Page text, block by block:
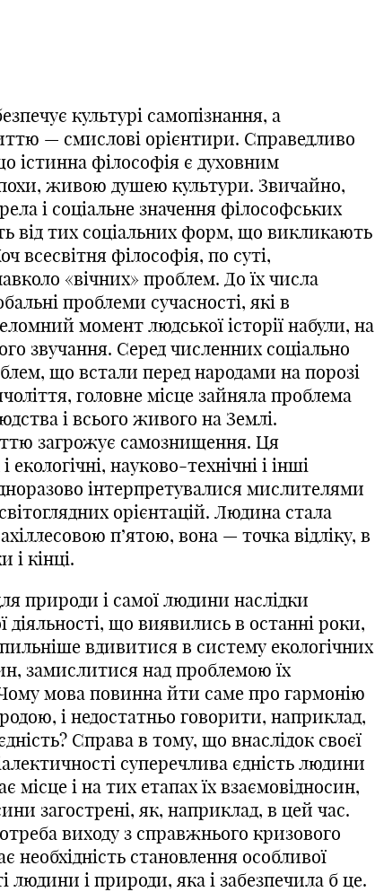
культурі самопізнання, а
— смислові орієнтири. Справедливо
істинна філософія є духовним
живою душею культури. Звичайно,
і соціальне значення філософських
від тих соціальних форм, що викликають
всесвітня філософія, по суті,
«вічних» проблем. До їх числа
проблеми сучасності, які в
момент людської історії набули, на
звучання. Серед численних соціально
що встали перед народами на порозі
головне місце зайняла проблема
і всього живого на Землі.
загрожує самознищення. Ця
екологічні, науково-технічні і інші
інтерпретувалися мислителями
орієнтацій. Людина стала
п’ятою, вона — точка відліку, в
і кінці.
природи і самої людини наслідки
діяльності, що виявились в останні роки,
вдивитися в систему екологічних
замислитися над проблемою їх
Чому мова повинна йти саме про гармонію
і недостатньо говорити, наприклад,
Справа в тому, що внаслідок своєї
суперечлива єдність людини
місце і на тих етапах їх взаємовідносин,
загострені, як, наприклад, в цей час.
виходу з справжнього кризового
необхідність становлення особливої
людини і природи, яка і забезпечила б це.